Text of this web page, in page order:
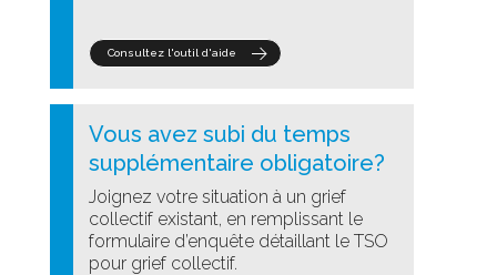
Consultez l'outil d'aide
Vous avez subi du temps
supplémentaire obligatoire?
Joignez votre situation à un grief
collectif existant, en remplissant le
formulaire d’enquête détaillant le TSO
pour grief collectif.